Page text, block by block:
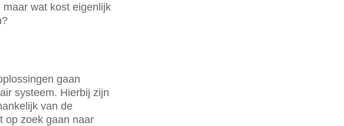
wat kost eigenlijk
gaan
systeem. Hierbij zijn
van de
op zoek gaan naar